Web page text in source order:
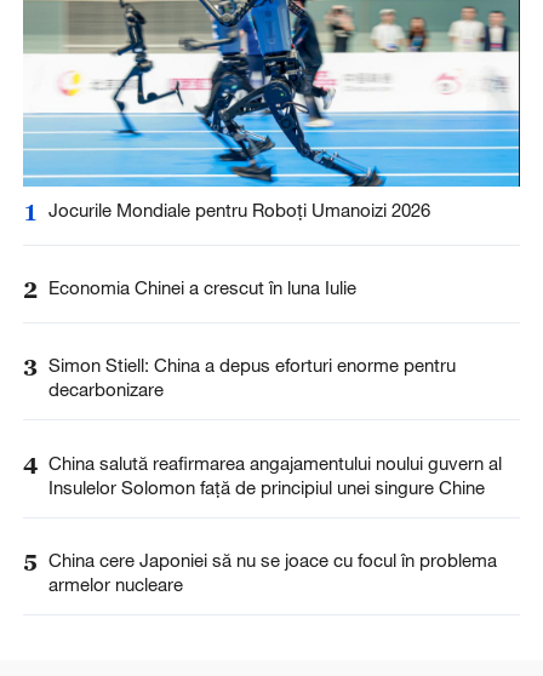
1 Jocurile Mondiale pentru Roboți Umanoizi 2026
2 Economia Chinei a crescut în luna Iulie
3 Simon Stiell: China a depus eforturi enorme pentru
decarbonizare
4 China salută reafirmarea angajamentului noului guvern al
Insulelor Solomon față de principiul unei singure Chine
5 China cere Japoniei să nu se joace cu focul în problema
armelor nucleare